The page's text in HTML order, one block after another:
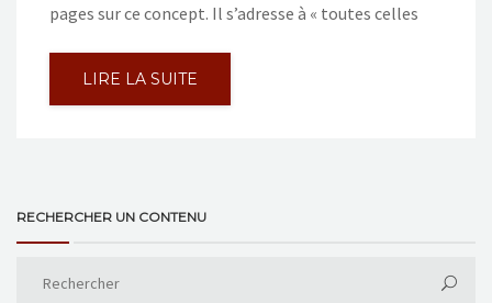
pages sur ce concept. Il s’adresse à « toutes celles
LIRE LA SUITE
RECHERCHER UN CONTENU